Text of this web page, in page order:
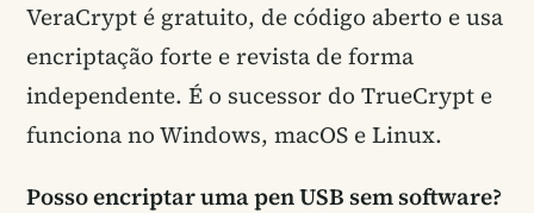
VeraCrypt é gratuito, de código aberto e usa
encriptação forte e revista de forma
independente. É o sucessor do TrueCrypt e
funciona no Windows, macOS e Linux.
Posso encriptar uma pen USB sem software?